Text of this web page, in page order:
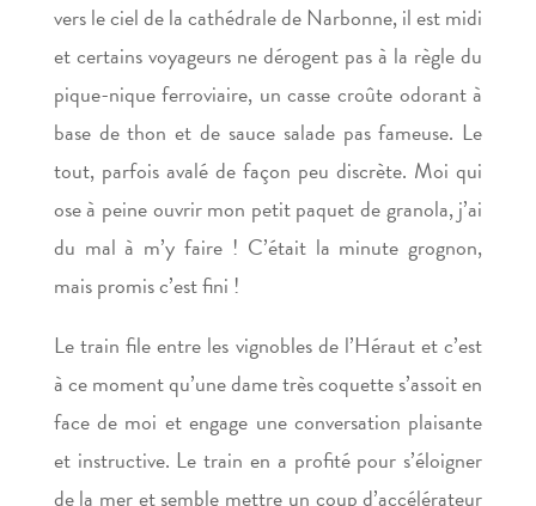
vers le ciel de la cathédrale de Narbonne, il est midi
et certains voyageurs ne dérogent pas à la règle du
pique-nique ferroviaire, un casse croûte odorant à
base de thon et de sauce salade pas fameuse. Le
tout, parfois avalé de façon peu discrète. Moi qui
ose à peine ouvrir mon petit paquet de granola, j’ai
du mal à m’y faire ! C’était la minute grognon,
mais promis c’est fini !
Le train file entre les vignobles de l’Héraut et c’est
à ce moment qu’une dame très coquette s’assoit en
face de moi et engage une conversation plaisante
et instructive. Le train en a profité pour s’éloigner
de la mer et semble mettre un coup d’accélérateur